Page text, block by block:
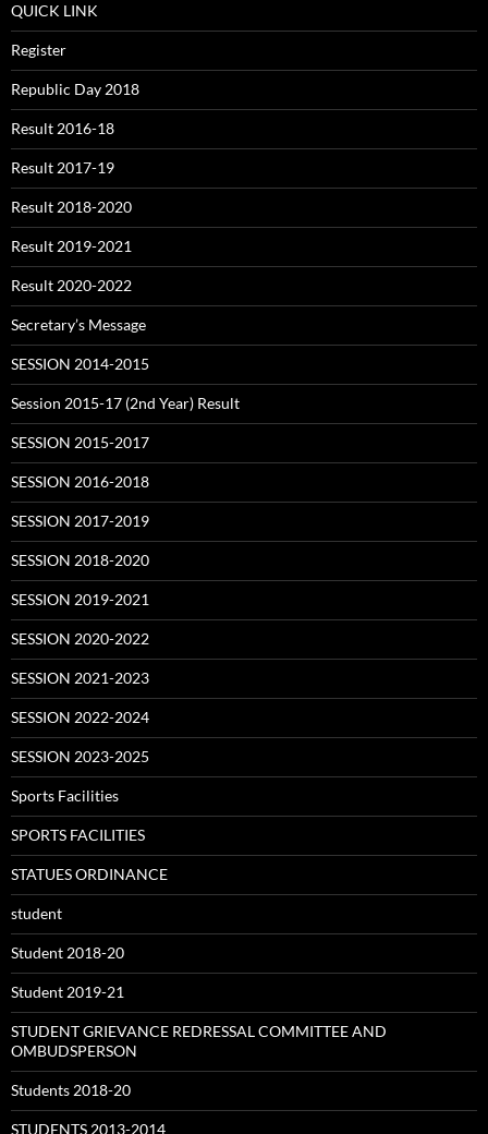
QUICK LINK
Register
Republic Day 2018
Result 2016-18
Result 2017-19
Result 2018-2020
Result 2019-2021
Result 2020-2022
Secretary’s Message
SESSION 2014-2015
Session 2015-17 (2nd Year) Result
SESSION 2015-2017
SESSION 2016-2018
SESSION 2017-2019
SESSION 2018-2020
SESSION 2019-2021
SESSION 2020-2022
SESSION 2021-2023
SESSION 2022-2024
SESSION 2023-2025
Sports Facilities
SPORTS FACILITIES
STATUES ORDINANCE
student
Student 2018-20
Student 2019-21
STUDENT GRIEVANCE REDRESSAL COMMITTEE AND
OMBUDSPERSON
Students 2018-20
STUDENTS 2013-2014